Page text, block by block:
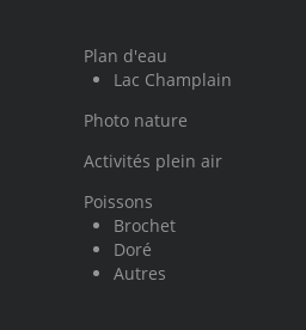
Plan d'eau
Lac Champlain
Photo nature
Activités plein air
Poissons
Brochet
Doré
Autres